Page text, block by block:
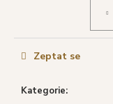
Kategorie:
Zeptat se
VONNÉ
TYČINKY
SUPER
15